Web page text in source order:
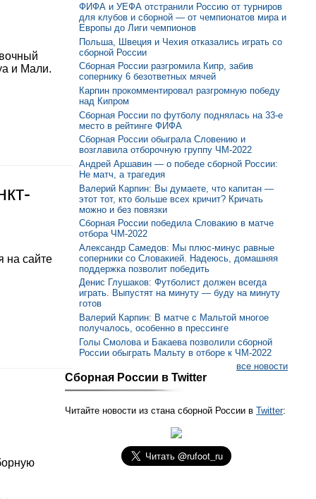
и Мали.
на сайте
ФИФА и УЕФА отстранили Россию от турниров
для клубов и сборной — от чемпионатов мира и
Европы до Лиги чемпионов
Польша, Швеция и Чехия отказались играть со
сборной России
Сборная России разгромила Кипр, забив
сопернику 6 безответных мячей
Карпин прокомментировал разгромную победу
над Кипром
Сборная России по футболу поднялась на 33-е
место в рейтинге ФИФА
Сборная России обыграла Словению и
возглавила отборочную группу ЧМ-2022
Андрей Аршавин — о победе сборной России:
Не матч, а трагедия
Валерий Карпин: Вы думаете, что капитан —
этот тот, кто больше всех кричит? Кричать
можно и без повязки
Сборная России победила Словакию в матче
отбора ЧМ-2022
Александр Самедов: Мы плюс-минус равные
соперники со Словакией. Надеюсь, домашняя
поддержка позволит победить
Денис Глушаков: Футболист должен всегда
играть. Выпустят на минуту — буду на минуту
готов
Валерий Карпин: В матче с Мальтой многое
получалось, особенно в прессинге
Голы Смолова и Бакаева позволили сборной
России обыграть Мальту в отборе к ЧМ-2022
все новости
Сборная России в Twitter
Читайте новости из стана сборной России в Twitter: